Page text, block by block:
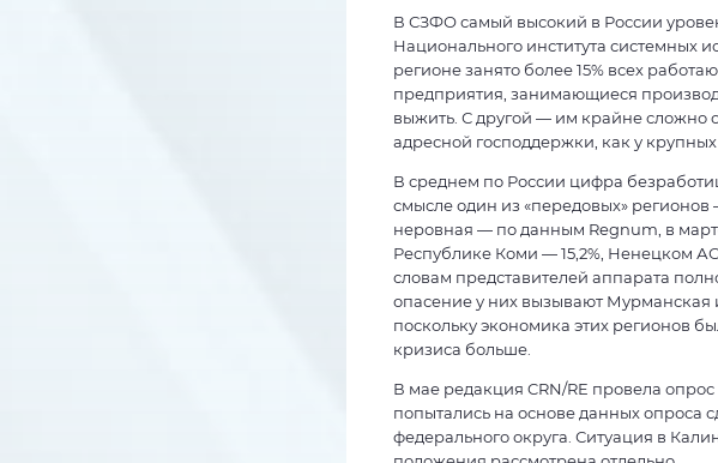
В СЗФО самый высокий в России
Национального института системных
регионе занято более 15% всех
предприятия, занимающиеся
выжить. С другой — им крайне сложно
адресной господдержки, как у крупных
В среднем по России цифра
смысле один из «передовых» регионов
неровная — по данным Regnum, в
Республике Коми — 15,2%, Ненецком
словам представителей аппарата
опасение у них вызывают Мурманская
поскольку экономика этих регионов
кризиса больше.
В мае редакция CRN/RE провела
попытались на основе данных опроса
федерального округа. Ситуация в